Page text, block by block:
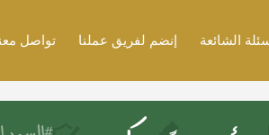
الشائعة إنضم لفريق عملنا تواصل